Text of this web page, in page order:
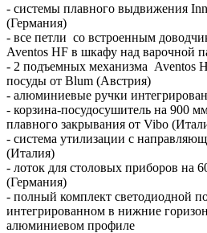
- системы плавного выдвижения
(Германия)
- все петли со встроенным
Aventos HF в шкафу над варочной
- 2 подъемных механизма Aventos
посуды от Blum (Австрия)
- алюминиевые ручки
- корзина-посудосушитель на 900
плавного закрывания от Vibo
- система утилизации с
(Италия)
- лоток для столовых приборов на
(Германия)
- полный комплект светодиодной
интегрированном в нижние
алюминиевом профиле